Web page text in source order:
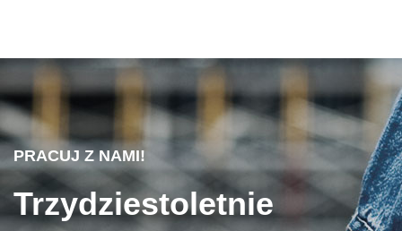
PRACUJ Z NAMI!
Trzydziestoletnie